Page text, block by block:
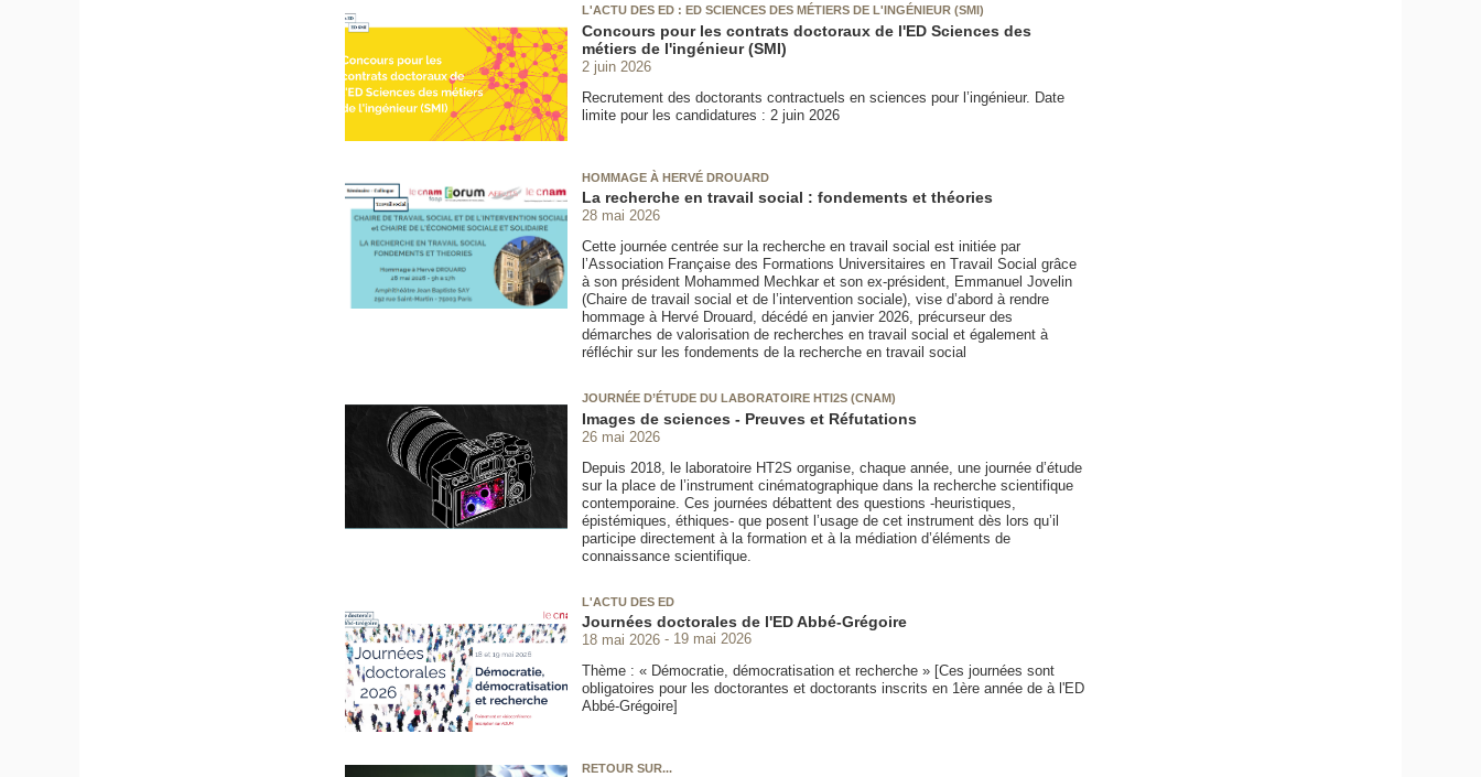
L'ACTU DES ED : ED SCIENCES DES MÉTIERS DE L'INGÉNIEUR (SMI)
Concours pour les contrats doctoraux de l'ED Sciences des
métiers de l'ingénieur (SMI)
2 juin 2026
Recrutement des doctorants contractuels en sciences pour l’ingénieur. Date
limite pour les candidatures : 2 juin 2026
HOMMAGE À HERVÉ DROUARD
La recherche en travail social : fondements et théories
28 mai 2026
Cette journée centrée sur la recherche en travail social est initiée par
l’Association Française des Formations Universitaires en Travail Social grâce
à son président Mohammed Mechkar et son ex-président, Emmanuel Jovelin
(Chaire de travail social et de l’intervention sociale), vise d’abord à rendre
hommage à Hervé Drouard, décédé en janvier 2026, précurseur des
démarches de valorisation de recherches en travail social et également à
réfléchir sur les fondements de la recherche en travail social
JOURNÉE D’ÉTUDE DU LABORATOIRE HTI2S (CNAM)
Images de sciences - Preuves et Réfutations
26 mai 2026
Depuis 2018, le laboratoire HT2S organise, chaque année, une journée d’étude
sur la place de l’instrument cinématographique dans la recherche scientifique
contemporaine. Ces journées débattent des questions -heuristiques,
épistémiques, éthiques- que posent l’usage de cet instrument dès lors qu’il
participe directement à la formation et à la médiation d’éléments de
connaissance scientifique.
L'ACTU DES ED
Journées doctorales de l'ED Abbé-Grégoire
18 mai 2026
19 mai 2026
Thème : « Démocratie, démocratisation et recherche » [Ces journées sont
obligatoires pour les doctorantes et doctorants inscrits en 1ère année de à l'ED
Abbé-Grégoire]
RETOUR SUR...